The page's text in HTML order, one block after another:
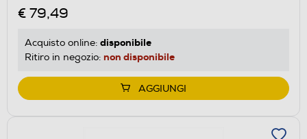
€ 79,49
Acquisto online: disponibile
Ritiro in negozio: non disponibile
AGGIUNGI